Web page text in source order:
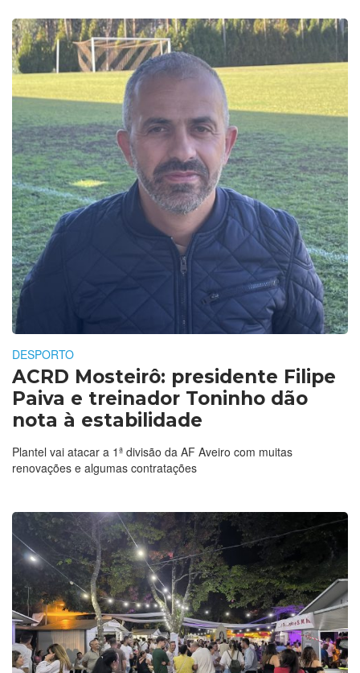
DESPORTO
ACRD Mosteirô: presidente Filipe
Paiva e treinador Toninho dão
nota à estabilidade
Plantel vai atacar a 1ª divisão da AF Aveiro com muitas
renovações e algumas contratações